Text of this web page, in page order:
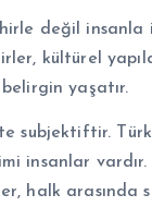
değil insanla
kültürel
yaşatır.
subjektiftir.
insanlar vardır.
halk arasında